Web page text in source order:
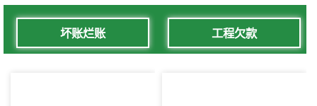
坏账烂账 工程欠款